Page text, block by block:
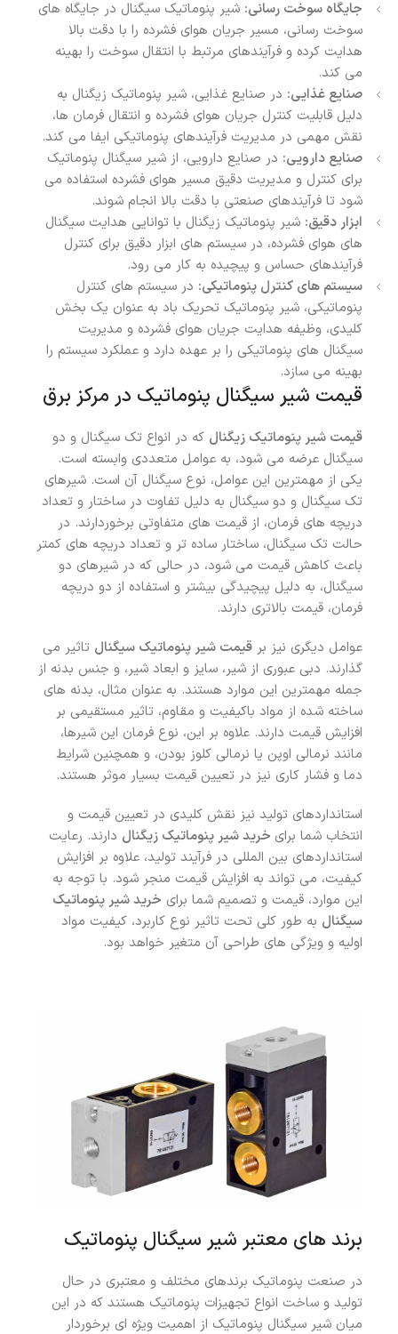
جایگاه سوخت رسانی: شیر پنوماتیک سیگنال در جایگاه های
سوخت رسانی، مسیر جریان هوای فشرده را با دقت بالا
هدایت کرده و فرآیندهای مرتبط با انتقال سوخت را بهینه
می کند.
صنایع غذایی: در صنایع غذایی، شیر پنوماتیک زیگنال به
دلیل قابلیت کنترل جریان هوای فشرده و انتقال فرمان ها،
نقش مهمی در مدیریت فرآیندهای پنوماتیکی ایفا می کند.
صنایع دارویی: در صنایع دارویی، از شیر سیگنال پنوماتیک
برای کنترل و مدیریت دقیق مسیر هوای فشرده استفاده می
شود تا فرآیندهای صنعتی با دقت بالا انجام شوند.
ابزار دقیق: شیر پنوماتیک زیگنال با توانایی هدایت سیگنال
های هوای فشرده، در سیستم های ابزار دقیق برای کنترل
فرآیندهای حساس و پیچیده به کار می رود.
سیستم های کنترل پنوماتیکی: در سیستم های کنترل
پنوماتیکی، شیر پنوماتیک تحریک باد به عنوان یک بخش
کلیدی، وظیفه هدایت جریان هوای فشرده و مدیریت
سیگنال های پنوماتیکی را بر عهده دارد و عملکرد سیستم را
بهینه می سازد.
قیمت شیر سیگنال پنوماتیک در مرکز برق
قیمت شیر پنوماتیک زیگنال که در انواع تک سیگنال و دو
سیگنال عرضه می شود، به عوامل متعددی وابسته است.
یکی از مهمترین این عوامل، نوع سیگنال آن است. شیرهای
تک سیگنال و دو سیگنال به دلیل تفاوت در ساختار و تعداد
دریچه های فرمان، از قیمت های متفاوتی برخوردارند. در
حالت تک سیگنال، ساختار ساده تر و تعداد دریچه های کمتر
باعث کاهش قیمت می شود، در حالی که در شیرهای دو
سیگنال، به دلیل پیچیدگی بیشتر و استفاده از دو دریچه
فرمان، قیمت بالاتری دارند.
عوامل دیگری نیز بر قیمت شیر پنوماتیک سیگنال تاثیر می
گذارند. دبی عبوری از شیر، سایز و ابعاد شیر، و جنس بدنه از
جمله مهمترین این موارد هستند. به عنوان مثال، بدنه های
ساخته شده از مواد باکیفیت و مقاوم، تاثیر مستقیمی بر
افزایش قیمت دارند. علاوه بر این، نوع فرمان این شیرها،
مانند نرمالی اوپن یا نرمالی کلوز بودن، و همچنین شرایط
دما و فشار کاری نیز در تعیین قیمت بسیار موثر هستند.
استانداردهای تولید نیز نقش کلیدی در تعیین قیمت و
انتخاب شما برای خرید شیر پنوماتیک زیگنال دارند. رعایت
استانداردهای بین المللی در فرآیند تولید، علاوه بر افزایش
کیفیت، می تواند به افزایش قیمت منجر شود. با توجه به
این موارد، قیمت و تصمیم شما برای خرید شیر پنوماتیک
سیگنال به طور کلی تحت تاثیر نوع کاربرد، کیفیت مواد
اولیه و ویژگی های طراحی آن متغیر خواهد بود.
برند های معتبر شیر سیگنال پنوماتیک
در صنعت پنوماتیک برندهای مختلف و معتبری در حال
تولید و ساخت انواع تجهیزات پنوماتیک هستند که در این
میان شیر سیگنال پنوماتیک از اهمیت ویژه ای برخوردار